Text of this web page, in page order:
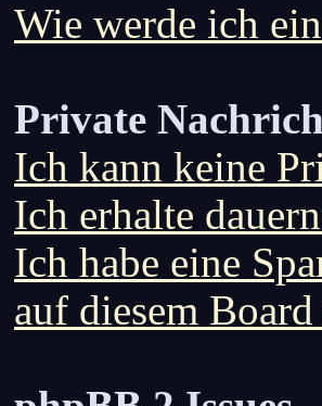
Wie werde ich
Private
Ich kann keine
Ich erhalte
Ich habe eine
auf diesem